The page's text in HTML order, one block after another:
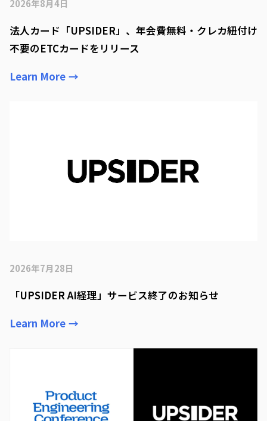
2026年8月4日
法人カード「UPSIDER」、年会費無料・クレカ紐付け
不要のETCカードをリリース
Learn More →
2026年7月28日
「UPSIDER AI経理」サービス終了のお知らせ
Learn More →